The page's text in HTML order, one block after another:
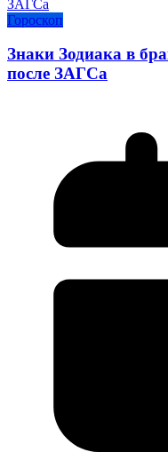
Гороскоп
Знаки Зодиака в
после ЗАГСа